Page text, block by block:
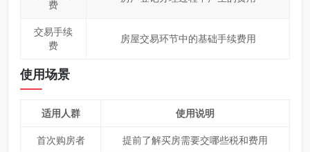
费
交易手续
费
房屋交易环节中的基础手续费用
使用场景
适用人群 使用说明
首次购房者 提前了解买房需要交哪些税和费用